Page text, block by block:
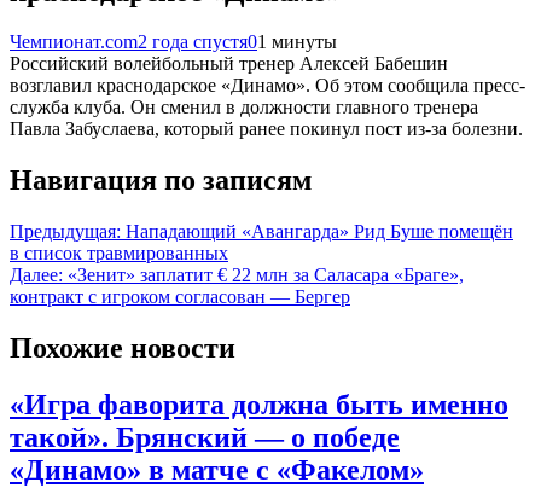
Чемпионат.com2 года спустя01 минуты
Российский волейбольный тренер Алексей Бабешин
возглавил краснодарское «Динамо». Об этом сообщила пресс-
служба клуба. Он сменил в должности главного тренера
Павла Забуслаева, который ранее покинул пост из-за болезни.
Навигация по записям
Предыдущая: Нападающий «Авангарда» Рид Буше помещён
в список травмированных
Далее: «Зенит» заплатит € 22 млн за Саласара «Браге»,
контракт с игроком согласован — Бергер
Похожие новости
«Игра фаворита должна быть именно
такой». Брянский — о победе
«Динамо» в матче с «Факелом»